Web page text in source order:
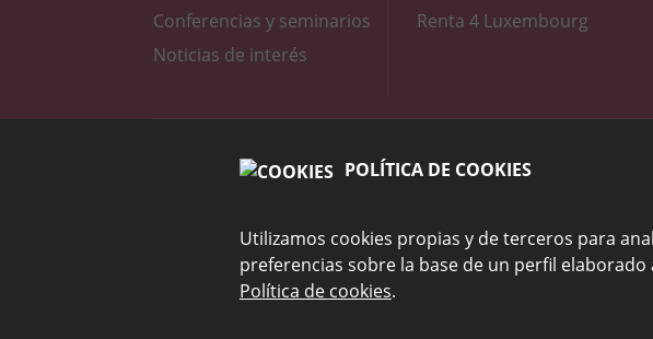
POLÍTICA DE COOKIES
Utilizamos cookies propias y de terceros para
preferencias sobre la base de un perfil
Política de cookies.
Conferencias y seminarios
Noticias de interés
Renta 4 Luxembourg
Anuncios y publicaciones Hechos relevantes